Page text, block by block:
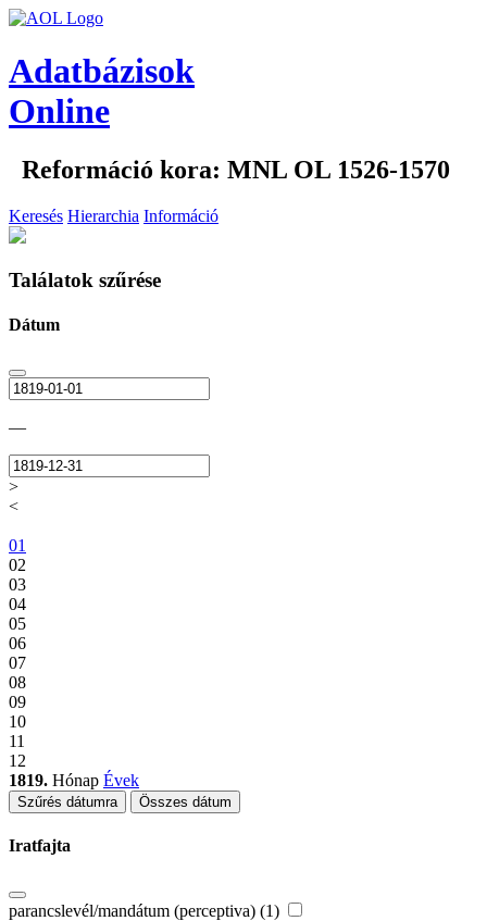
Adatbázisok
Online
Reformáció kora: MNL OL 1526-1570
Keresés Hierarchia Információ
Találatok szűrése
Dátum
—
>
<
01
02
03
04
05
06
07
08
09
10
11
12
1819. Hónap Évek
Szűrés dátumra Összes dátum
Iratfajta
parancslevél/mandátum (perceptiva) (1)